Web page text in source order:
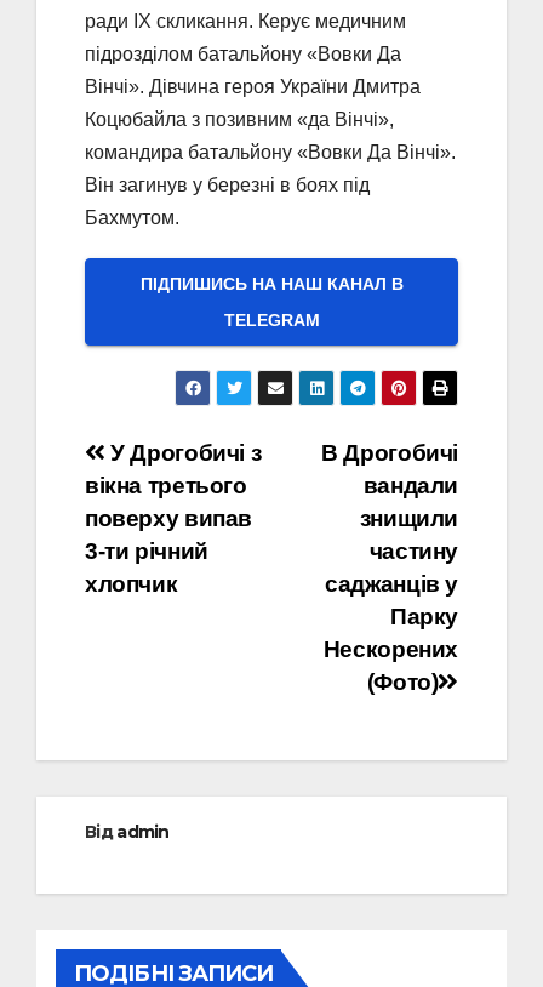
ради IX скликання. Керує медичним
підрозділом батальйону «Вовки Да
Вінчі». Дівчина героя України Дмитра
Коцюбайла з позивним «да Вінчі»,
командира батальйону «Вовки Да Вінчі».
Він загинув у березні в боях під
Бахмутом.
ПІДПИШИСЬ НА НАШ КАНАЛ В
ТELEGRAM
Навігація
записів
В Дрогобичі
вандали
знищили
частину
саджанців у
Парку
Нескорених
(Фото)
У Дрогобичі з
вікна третього
поверху випав
3-ти річний
хлопчик
Відadmin
ПОДІБНІ ЗАПИСИ